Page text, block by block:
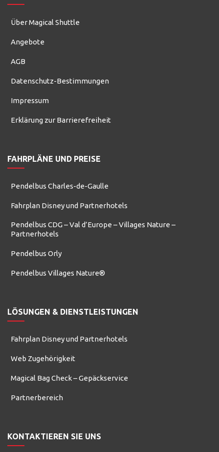
Über Magical Shuttle
Angebote
AGB
Datenschutz-Bestimmungen
Impressum
Erklärung zur Barrierefreiheit
FAHRPLÄNE UND PREISE
Pendelbus Charles-de-Gaulle
Fahrplan Disney und Partnerhotels
Pendelbus CDG – Val d’Europe – Villages Nature –
Partnerhotels
Pendelbus Orly
Pendelbus Villages Nature®
LÖSUNGEN & DIENSTLEISTUNGEN
Fahrplan Disney und Partnerhotels
Web Zugehörigkeit
Magical Bag Check – Gepäckservice
Partnerbereich
KONTAKTIEREN SIE UNS